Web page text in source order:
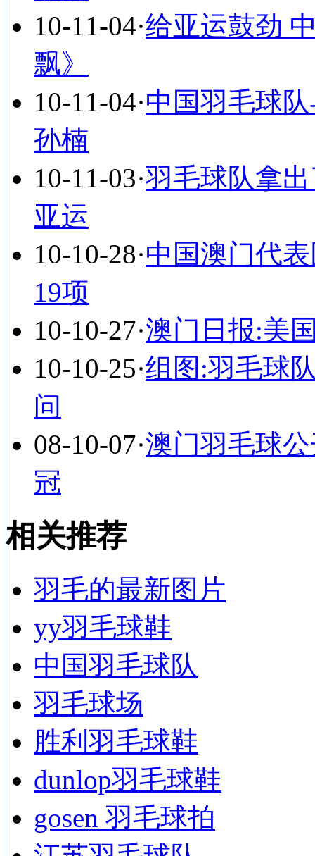
10-11-04·给亚运鼓劲
飘》
10-11-04·中国羽毛球
孙楠
10-11-03·羽毛球队拿
亚运
10-10-28·中国澳门代
19项
10-10-27·澳门日报:美
10-10-25·组图:羽毛球
问
08-10-07·澳门羽毛球
冠
相关推荐
羽毛的最新图片
yy羽毛球鞋
中国羽毛球队
羽毛球场
胜利羽毛球鞋
dunlop羽毛球鞋
gosen 羽毛球拍